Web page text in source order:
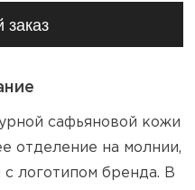
заказ
сафьяновой кожи
отделение на молнии,
с логотипом бренда. В